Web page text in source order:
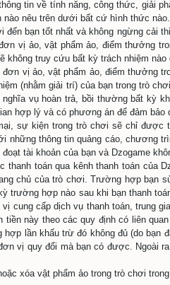
cho Dzogame và thực hiện
nại khách hàng Dzogame.
đồng ý rằng, để tăng cường
hoặc bên cạnh trò chơi;
miễn trừ hoàn toàn trách
đồng ý rằng, để nâng cao
kể từ lần đăng nhập cuối
bộ tài khoản của bạn trong
có thể phục vụ bạn tốt nhất,
thiết bị của bạn, kể cả việc
sẽ bảo mật toàn bộ các
ý và tuân thủ các điều khoản